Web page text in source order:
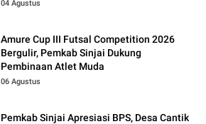
04 Agustus
Amure Cup III Futsal Competition 2026
Bergulir, Pemkab Sinjai Dukung
Pembinaan Atlet Muda
06 Agustus
Pemkab Sinjai Apresiasi BPS, Desa Cantik